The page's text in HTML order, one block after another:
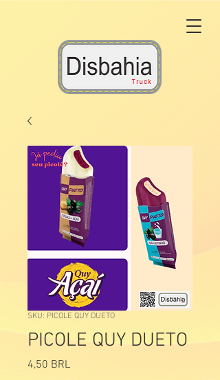
SKU: PICOLE QUY DUETO
PICOLE QUY DUETO
4,50 BRLPrecio